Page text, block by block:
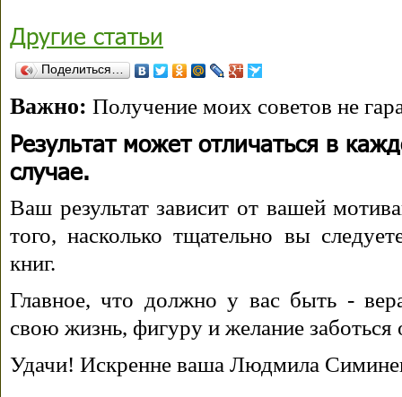
Другие статьи
Поделиться…
Важно: Получение моих советов не
Результат может отличаться в
случае.
Ваш результат зависит от вашей
того, насколько тщательно вы
книг.
Главное, что должно у вас быть -
свою жизнь, фигуру и желание заботься
Удачи! Искренне ваша Людмила